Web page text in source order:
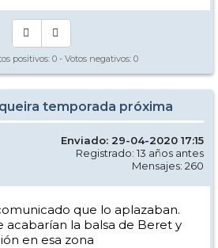
positivos: 0 - Votos negativos: 0
temporada próxima
Enviado: 29-04-2020 17:15
Registrado: 13 años antes
Mensajes: 260
que lo aplazaban.
acabarían la balsa de Beret y
en esa zona